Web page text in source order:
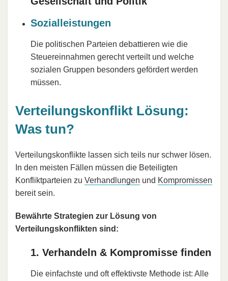
Sozialleistungen
Die politischen Parteien debattieren wie die
Steuereinnahmen gerecht verteilt und welche
sozialen Gruppen besonders gefördert werden
müssen.
Verteilungskonflikt Lösung:
Was tun?
Verteilungskonflikte lassen sich teils nur schwer lösen.
In den meisten Fällen müssen die Beteiligten
Konfliktparteien zu Verhandlungen und Kompromissen
bereit sein.
Bewährte Strategien zur Lösung von
Verteilungskonflikten sind:
1. Verhandeln & Kompromisse finden
Die einfachste und oft effektivste Methode ist: Alle